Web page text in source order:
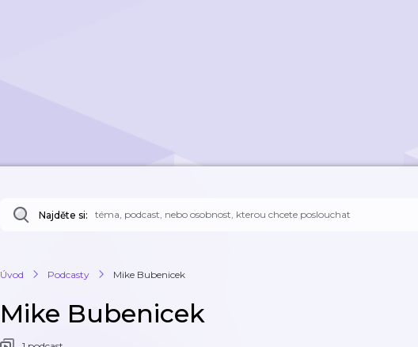
Najděte si:
Úvod Podcasty Mike Bubenicek
Mike Bubenicek